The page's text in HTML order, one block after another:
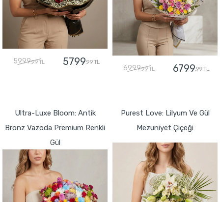
5999,99 TL 5799,99 TL
6999,99 TL 6799,99 TL
Ultra-Luxe Bloom: Antik
Bronz Vazoda Premium Renkli
Gül
Purest Love: Lilyum Ve Gül
Mezuniyet Çiçeği